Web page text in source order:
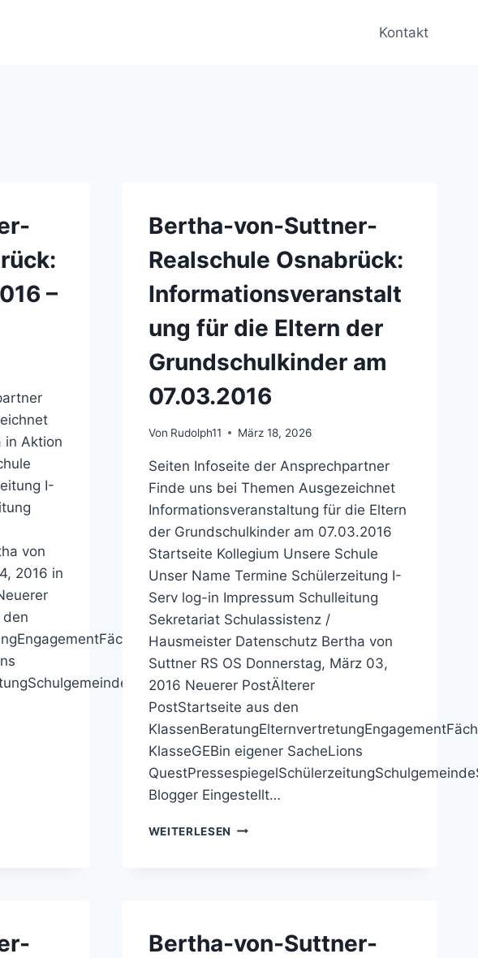
Kontakt
–
in Aktion
I-
von
2016 in
Bertha-von-Suttner-
Realschule Osnabrück:
Informationsveranstalt
ung für die Eltern der
Grundschulkinder am
07.03.2016
Von Rudolph11 März 18, 2026
Seiten Infoseite der Ansprechpartner
Finde uns bei Themen Ausgezeichnet
Informationsveranstaltung für die Eltern
der Grundschulkinder am 07.03.2016
Startseite Kollegium Unsere Schule
Unser Name Termine Schülerzeitung I-
Serv log-in Impressum Schulleitung
Sekretariat Schulassistenz /
Hausmeister Datenschutz Bertha von
Suttner RS OS Donnerstag, März 03,
2016 Neuerer PostÄlterer
PostStartseite aus den
KlasseGEBin eigener SacheLions
Blogger Eingestellt…
WEITERLESEN BERTHA-
DIE
Bertha-von-Suttner-